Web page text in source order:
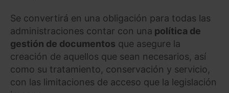
Se convertirá en una obligación para todas las
administraciones contar con una política de
gestión de documentos que asegure la
creación de aquellos que sean necesarios, así
como su tratamiento, conservación y servicio,
con las limitaciones de acceso que la legislación